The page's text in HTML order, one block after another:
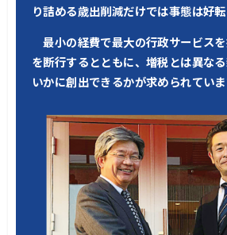
り詰める歳出削減だけでは事態は好転
最小の経費で最大の行政サービス
を断行するとともに、増税とは異な
いかに創出できるかが求められていま